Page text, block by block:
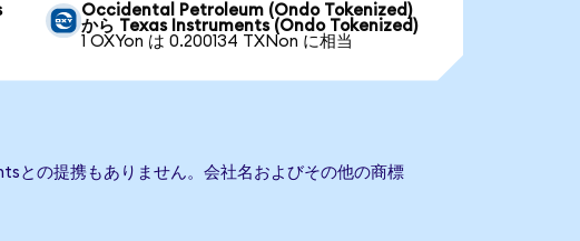
Occidental Petroleum (Ondo Tokenized)
から Texas Instruments (Ondo Tokenized)
1 OXYon は 0.200134 TXNon に相当
との提携もありません。会社名およびその他の商標